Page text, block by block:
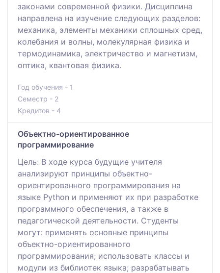
законами современной физики. Дисциплина
направлена на изучение следующих разделов:
механика, элементы механики сплошных сред,
колебания и волны, молекулярная физика и
термодинамика, электричество и магнетизм,
оптика, квантовая физика.
Год обучения - 1
Семестр - 2
Кредитов - 4
Объектно-ориентированное
программирование
Цель: В ходе курса будущие учителя
анализируют принципы объектно-
ориентированного программирования на
языке Python и применяют их при разработке
программного обеспечения, а также в
педагогической деятельности. Студенты
могут: применять основные принципы
объектно-ориентированного
программирования; использовать классы и
модули из библиотек языка; разрабатывать